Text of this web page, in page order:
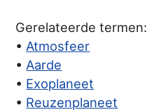
Gerelateerde termen:
• Atmosfeer
• Aarde
• Exoplaneet
• Reuzenplaneet